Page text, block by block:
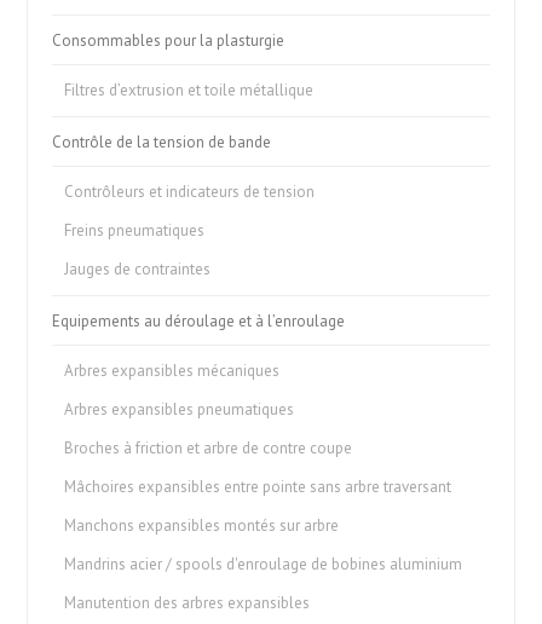
Consommables pour la plasturgie
Filtres d’extrusion et toile métallique
Contrôle de la tension de bande
Contrôleurs et indicateurs de tension
Freins pneumatiques
Jauges de contraintes
Equipements au déroulage et à l’enroulage
Arbres expansibles mécaniques
Arbres expansibles pneumatiques
Broches à friction et arbre de contre coupe
Mâchoires expansibles entre pointe sans arbre traversant
Manchons expansibles montés sur arbre
Mandrins acier / spools d'enroulage de bobines aluminium
Manutention des arbres expansibles